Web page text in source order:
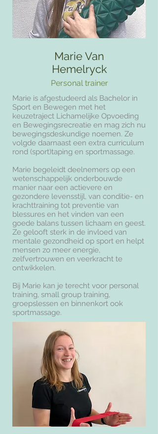
Marie Van
Hemelryck
Personal trainer
Marie is afgestudeerd als Bachelor in
Sport en Bewegen met het
keuzetraject Lichamelijke Opvoeding
en Bewegingsrecreatie en mag zich nu
bewegingsdeskundige noemen. Ze
volgde daarnaast een extra curriculum
rond (sport)taping en sportmassage.
Marie begeleidt deelnemers op een
wetenschappelijk onderbouwde
manier naar een actievere en
gezondere levensstijl, van conditie- en
krachttraining tot preventie van
blessures en het vinden van een
goede balans tussen lichaam en geest.
Ze gelooft sterk in de invloed van
mentale gezondheid op sport en helpt
mensen zo meer energie,
zelfvertrouwen en veerkracht te
ontwikkelen.
Bij Marie kan je terecht voor personal
training, small group training,
groepslessen en binnenkort ook
sportmassage.